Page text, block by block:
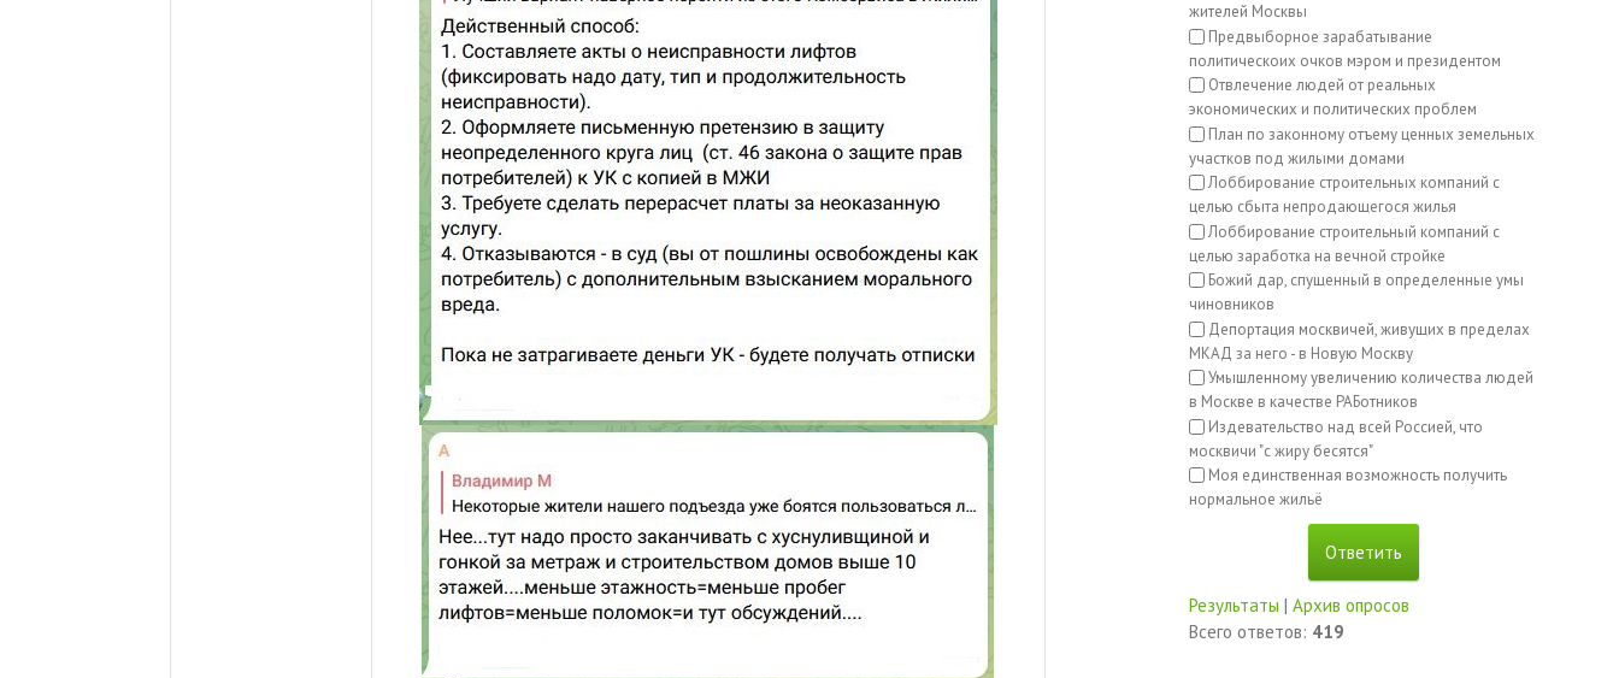
жителей Москвы
Предвыборное зарабатывание
политическоих очков мэром и президентом
Отвлечение людей от реальных
экономических и политических проблем
План по законному отъему ценных земельных
участков под жилыми домами
Лоббирование строительных компаний с
целью сбыта непродающегося жилья
Лоббирование строительный компаний с
целью заработка на вечной стройке
Божий дар, спущенный в определенные умы
чиновников
Депортация москвичей, живущих в пределах
МКАД за него - в Новую Москву
Умышленному увеличению количества людей
в Москве в качестве РАБотников
Издевательство над всей Россией, что
москвичи "с жиру бесятся"
Моя единственная возможность получить
нормальное жильё
Результаты | Архив опросов
Всего ответов: 419